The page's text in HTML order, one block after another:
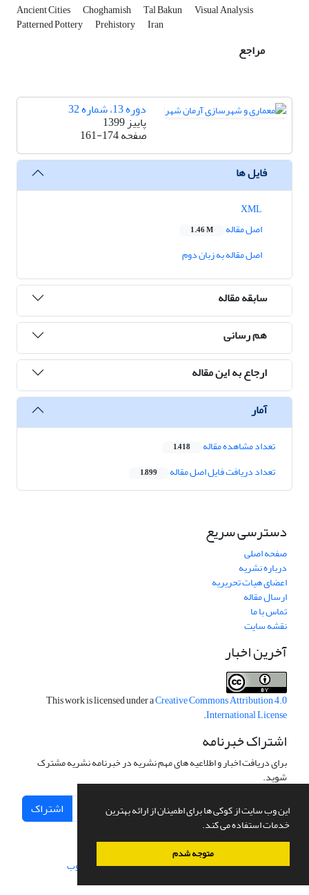
این وب سایت از کوکی ها برای اطمینان از ارائه بهترین
خدمات استفاده می کند.
متوجه شدم
Ancient Cities Choghamish Tal Bakun Visual Analysis
Patterned Pottery Prehistory Iran
مراجع
دوره 13، شماره 32
پاییز 1399
صفحه161-174
فایل ها
اصل مقاله
1.46 M
اصل مقاله به زبان دوم
سابقه مقاله
هم رسانی
ارجاع به این مقاله
آمار
تعداد مشاهده مقاله 1,418
تعداد دریافت فایل اصل مقاله 1,899
دسترسی سریع
صفحه اصلی
درباره نشریه
اعضای هیات تحریریه
ارسال مقاله
تماس با ما
نقشه سایت
آخرین اخبار
This work is licensed under aCreative Commons Attribution 4.0
International License
.
اشتراک خبرنامه
برای دریافت اخبار و اطلاعیه های مهم نشریه در خبرنامه نشریه مشترک
شوید.
اشتراک
سامانه مدیریت نشریات علمی.طراحی و پیاده سازی از سیناوب